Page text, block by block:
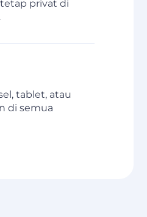
privat di
tablet, atau
di semua